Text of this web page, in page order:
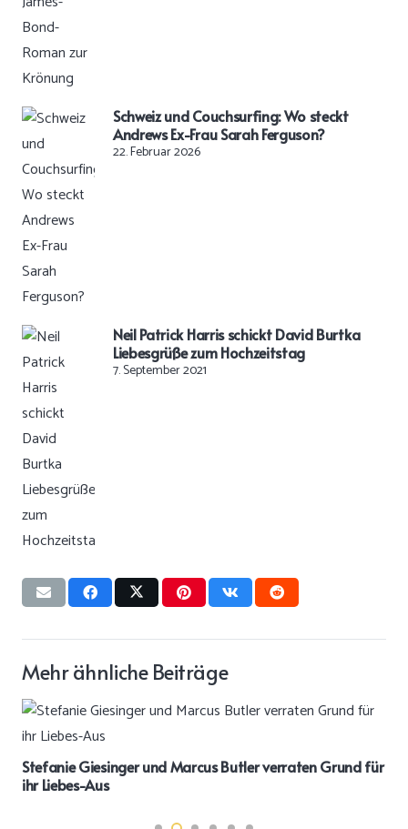
Schweiz und Couchsurfing: Wo steckt
Andrews Ex-Frau Sarah Ferguson?
22. Februar 2026
Neil Patrick Harris schickt David Burtka
Liebesgrüße zum Hochzeitstag
7. September 2021
Mehr ähnliche Beiträge
Stefanie Giesinger und Marcus Butler verraten Grund für
ihr Liebes-Aus